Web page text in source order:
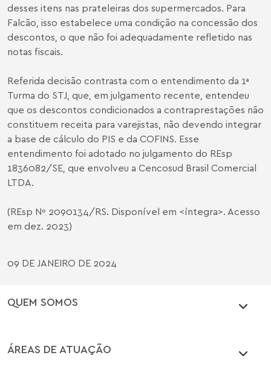
desses itens nas prateleiras dos supermercados. Para
Falcão, isso estabelece uma condição na concessão dos
descontos, o que não foi adequadamente refletido nas
notas fiscais.
Referida decisão contrasta com o entendimento da 1ª
Turma do STJ, que, em julgamento recente, entendeu
que os descontos condicionados a contraprestações não
constituem receita para varejistas, não devendo integrar
a base de cálculo do PIS e da COFINS. Esse
entendimento foi adotado no julgamento do REsp
1836082/SE, que envolveu a Cencosud Brasil Comercial
LTDA.
(REsp Nº 2090134/RS. Disponível em <íntegra>. Acesso
em dez. 2023)
09 DE JANEIRO DE 2024
QUEM SOMOS
ÁREAS DE ATUAÇÃO